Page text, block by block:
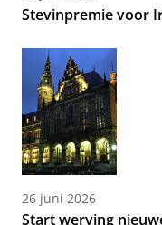
Stevinpremie voor
26 juni 2026
Start werving